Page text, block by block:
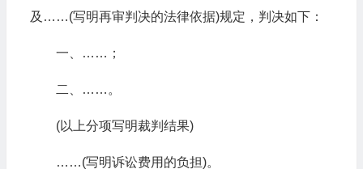
及……(写明再审判决的法律依据)规定，判决如下：
一、……；
二、……。
(以上分项写明裁判结果)
……(写明诉讼费用的负担)。